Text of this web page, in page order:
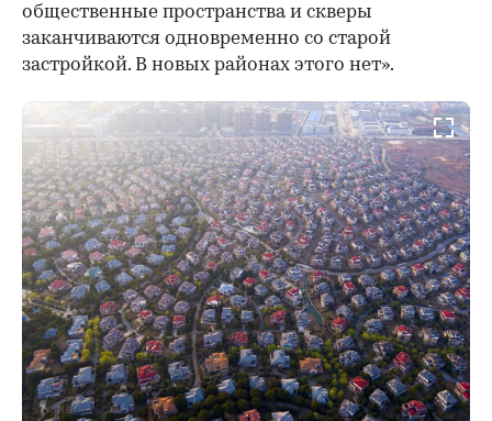
общественные пространства и скверы
заканчиваются одновременно со старой
застройкой. В новых районах этого нет».